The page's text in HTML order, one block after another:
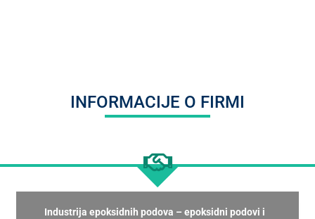
INFORMACIJE O FIRMI
Industrija epoksidnih podova – epoksidni podovi i